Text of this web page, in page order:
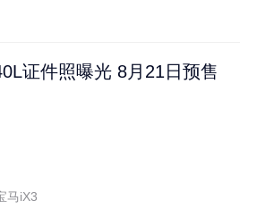
证件照曝光 8月21日预售
马iX3